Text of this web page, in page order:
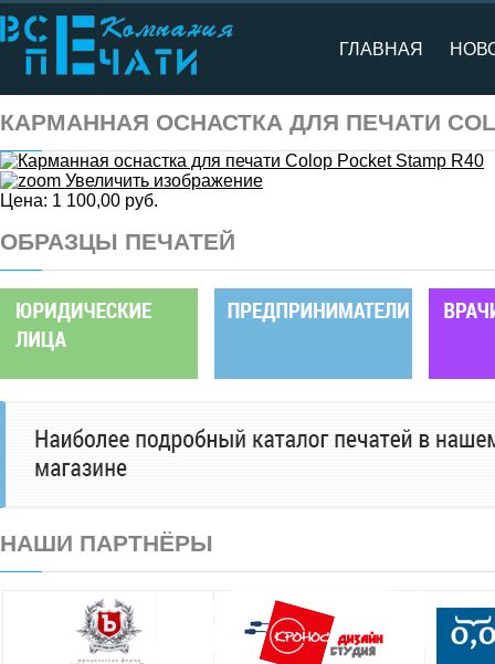
ГЛАВНАЯ
КАРМАННАЯ ОСНАСТКА ДЛЯ ПЕЧАТИ
Увеличить изображение
Цена: 1 100,00 руб.
ОБРАЗЦЫ ПЕЧАТЕЙ
НАШИ ПАРТНЁРЫ